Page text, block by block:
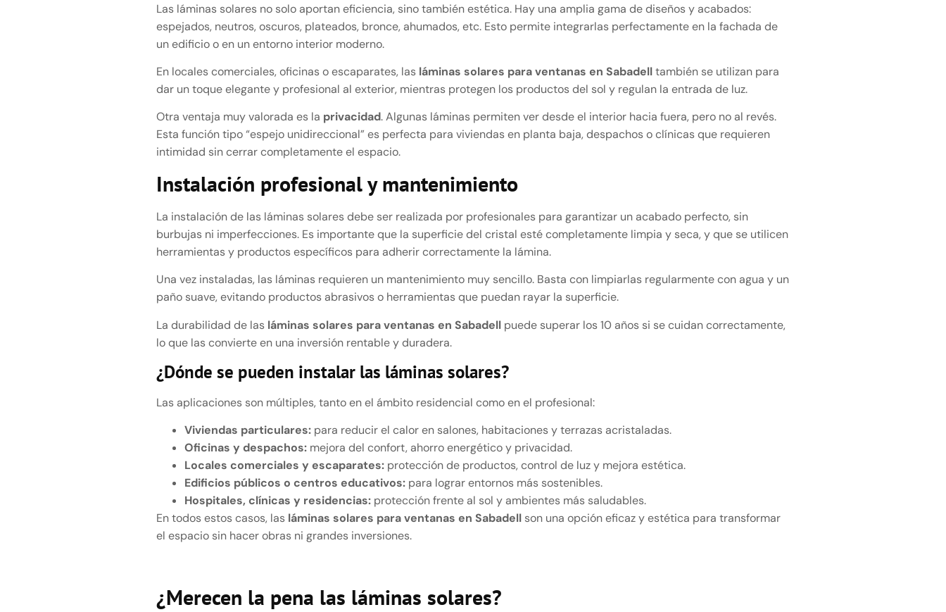
Las láminas solares no solo aportan eficiencia, sino también estética. Hay una amplia gama de diseños y acabados:
espejados, neutros, oscuros, plateados, bronce, ahumados, etc. Esto permite integrarlas perfectamente en la fachada de
un edificio o en un entorno interior moderno.
En locales comerciales, oficinas o escaparates, las láminas solares para ventanas en Sabadelltambién se utilizan para
dar un toque elegante y profesional al exterior, mientras protegen los productos del sol y regulan la entrada de luz.
Otra ventaja muy valorada es la privacidad. Algunas láminas permiten ver desde el interior hacia fuera, pero no al revés.
Esta función tipo “espejo unidireccional” es perfecta para viviendas en planta baja, despachos o clínicas que requieren
intimidad sin cerrar completamente el espacio.
Instalación profesional y mantenimiento
La instalación de las láminas solares debe ser realizada por profesionales para garantizar un acabado perfecto, sin
burbujas ni imperfecciones. Es importante que la superficie del cristal esté completamente limpia y seca, y que se utilicen
herramientas y productos específicos para adherir correctamente la lámina.
Una vez instaladas, las láminas requieren un mantenimiento muy sencillo. Basta con limpiarlas regularmente con agua y un
paño suave, evitando productos abrasivos o herramientas que puedan rayar la superficie.
La durabilidad de las láminas solares para ventanas en Sabadell puede superar los 10 años si se cuidan correctamente,
lo que las convierte en una inversión rentable y duradera.
¿Dónde se pueden instalar las láminas solares?
Las aplicaciones son múltiples, tanto en el ámbito residencial como en el profesional:
Viviendas particulares: para reducir el calor en salones, habitaciones y terrazas acristaladas.
Oficinas y despachos: mejora del confort, ahorro energético y privacidad.
Locales comerciales y escaparates: protección de productos, control de luz y mejora estética.
Edificios públicos o centros educativos: para lograr entornos más sostenibles.
Hospitales, clínicas y residencias: protección frente al sol y ambientes más saludables.
En todos estos casos, las láminas solares para ventanas en Sabadell son una opción eficaz y estética para transformar
el espacio sin hacer obras ni grandes inversiones.
¿Merecen la pena las láminas solares?